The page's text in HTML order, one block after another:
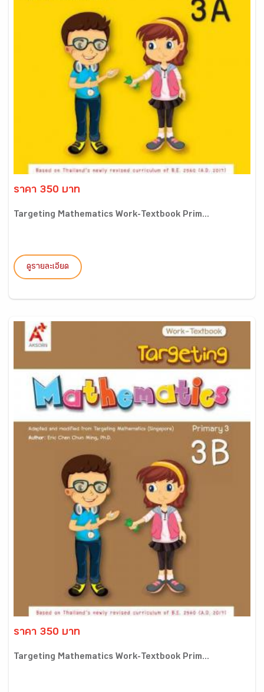
ราคา 350 บาท
Targeting Mathematics Work-Textbook Prim...
ดูรายละเอียด
ราคา 350 บาท
Targeting Mathematics Work-Textbook Prim...